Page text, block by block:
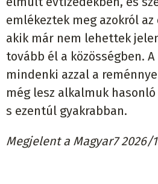
emlékeztek meg azokról
akik már nem lehettek
tovább él a közösségben. A
mindenki azzal a
még lesz alkalmuk
s ezentúl gyakrabban.
Megjelent a Magyar7 2026/